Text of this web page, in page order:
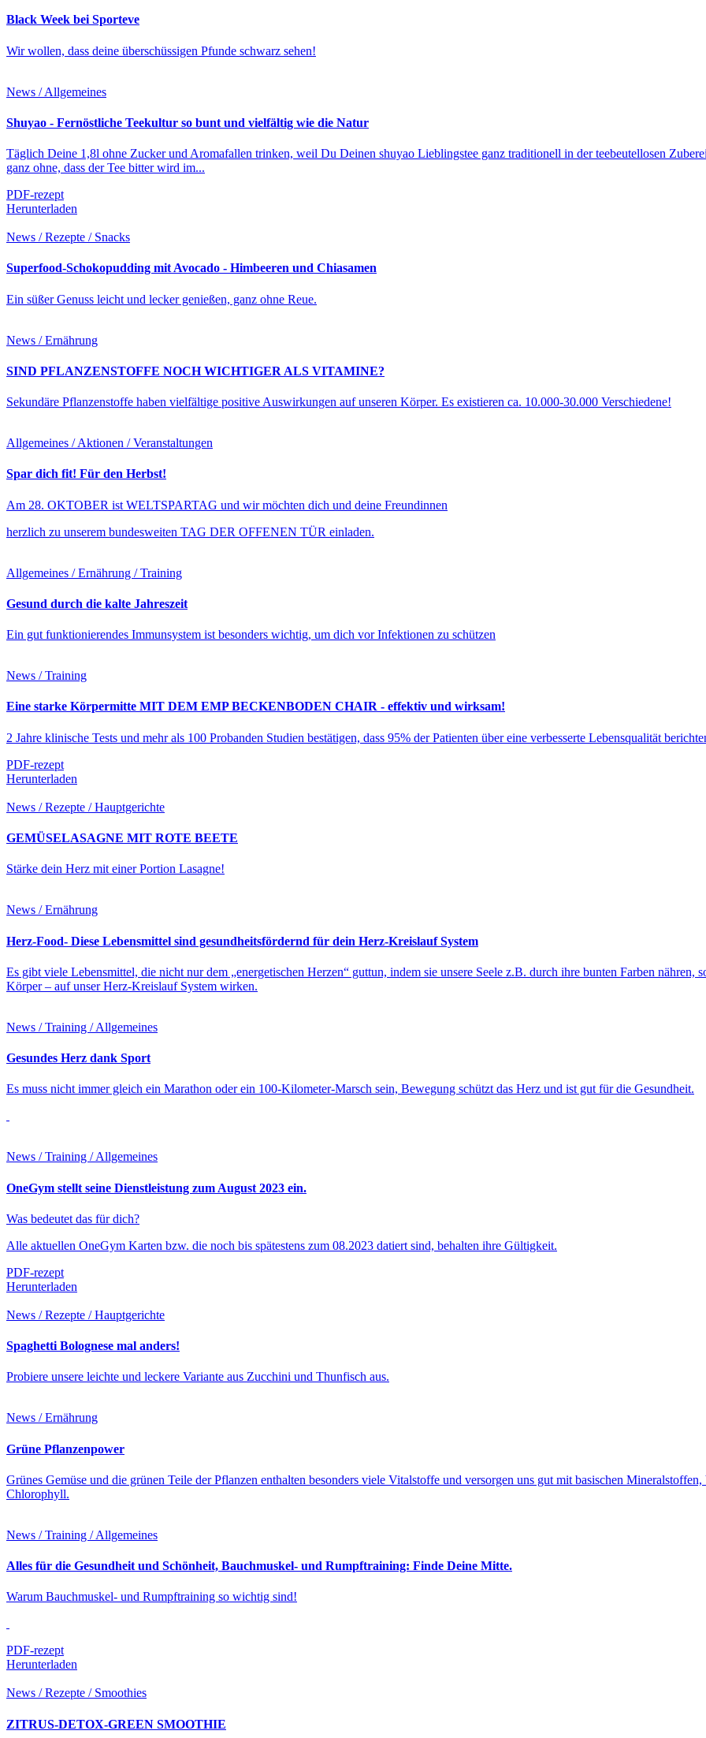
Black Week bei Sporteve
Wir wollen, dass deine überschüssigen Pfunde schwarz sehen!
News / Allgemeines
Shuyao - Fernöstliche Teekultur so bunt und vielfältig wie die Natur
Täglich Deine 1,8l ohne Zucker und Aromafallen trinken, weil Du Deinen shuyao Lieblingstee ganz traditionell in der teebeutellosen
ganz ohne, dass der Tee bitter wird im...
PDF-rezept
Herunterladen
News / Rezepte / Snacks
Superfood-Schokopudding mit Avocado - Himbeeren und Chiasamen
Ein süßer Genuss leicht und lecker genießen, ganz ohne Reue.
News / Ernährung
SIND PFLANZENSTOFFE NOCH WICHTIGER ALS VITAMINE?
Sekundäre Pflanzenstoffe haben vielfältige positive Auswirkungen auf unseren Körper. Es existieren ca. 10.000-30.000 Verschiedene!
Allgemeines / Aktionen / Veranstaltungen
Spar dich fit! Für den Herbst!
Am 28. OKTOBER ist WELTSPARTAG und wir möchten dich und deine Freundinnen
herzlich zu unserem bundesweiten TAG DER OFFENEN TÜR einladen.
Allgemeines / Ernährung / Training
Gesund durch die kalte Jahreszeit
Ein gut funktionierendes Immunsystem ist besonders wichtig, um dich vor Infektionen zu schützen
News / Training
Eine starke Körpermitte MIT DEM EMP BECKENBODEN CHAIR - effektiv und wirksam!
2 Jahre klinische Tests und mehr als 100 Probanden Studien bestätigen, dass 95% der Patienten über eine verbesserte Lebensqualität
PDF-rezept
Herunterladen
News / Rezepte / Hauptgerichte
GEMÜSELASAGNE MIT ROTE BEETE
Stärke dein Herz mit einer Portion Lasagne!
News / Ernährung
Herz-Food- Diese Lebensmittel sind gesundheitsfördernd für dein Herz-Kreislauf System
Es gibt viele Lebensmittel, die nicht nur dem „energetischen Herzen“ guttun, indem sie unsere Seele z.B. durch ihre bunten Farben nähren,
Körper – auf unser Herz-Kreislauf System wirken.
News / Training / Allgemeines
Gesundes Herz dank Sport
Es muss nicht immer gleich ein Marathon oder ein 100-Kilometer-Marsch sein, Bewegung schützt das Herz und ist gut für die Gesundheit.
News / Training / Allgemeines
OneGym stellt seine Dienstleistung zum August 2023 ein.
Was bedeutet das für dich?
Alle aktuellen OneGym Karten bzw. die noch bis spätestens zum 08.2023 datiert sind, behalten ihre Gültigkeit.
PDF-rezept
Herunterladen
News / Rezepte / Hauptgerichte
Spaghetti Bolognese mal anders!
Probiere unsere leichte und leckere Variante aus Zucchini und Thunfisch aus.
News / Ernährung
Grüne Pflanzenpower
Grünes Gemüse und die grünen Teile der Pflanzen enthalten besonders viele Vitalstoffe und versorgen uns gut mit basischen
Chlorophyll.
News / Training / Allgemeines
Alles für die Gesundheit und Schönheit, Bauchmuskel- und Rumpftraining: Finde Deine Mitte.
Warum Bauchmuskel- und Rumpftraining so wichtig sind!
PDF-rezept
Herunterladen
News / Rezepte / Smoothies
ZITRUS-DETOX-GREEN SMOOTHIE